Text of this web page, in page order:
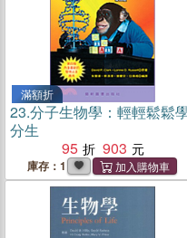
滿額折
23.分子生物學：輕輕鬆鬆
分生
95
903
庫存：1